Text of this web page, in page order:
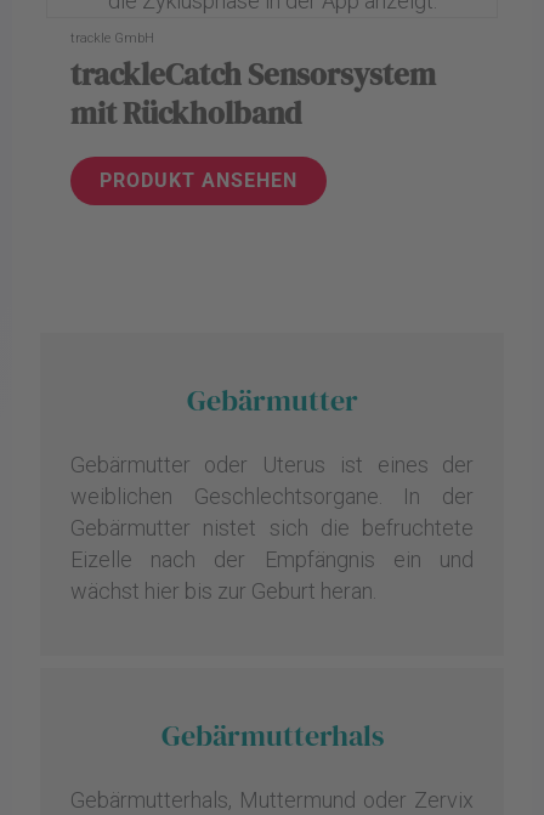
trackle GmbH
trackleCatch Sensorsystem
mit Rückholband
PRODUKT ANSEHEN
Gebärmutter
Gebärmutter oder Uterus ist eines der
weiblichen Geschlechtsorgane. In der
Gebärmutter nistet sich die befruchtete
Eizelle nach der Empfängnis ein und
wächst hier bis zur Geburt heran.
Gebärmutterhals
Gebärmutterhals, Muttermund oder Zervix